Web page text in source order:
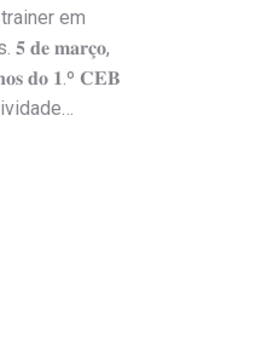
trainer em
𝟓 𝐝𝐞 𝐦𝐚𝐫𝐜̧𝐨,
𝐝𝐨 𝟏.º 𝐂𝐄𝐁